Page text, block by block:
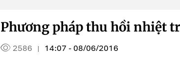
Phương pháp thu hồi nhiệt
2586 | 14:07 - 08/06/2016